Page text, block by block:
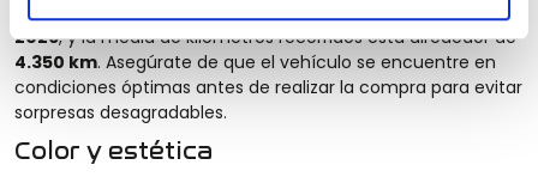
vehículo. El año más común para los Kia EV3 usados es el
2026, y la media de kilómetros recorridos está alrededor de
4.350 km. Asegúrate de que el vehículo se encuentre en
condiciones óptimas antes de realizar la compra para evitar
sorpresas desagradables.
Color y estética